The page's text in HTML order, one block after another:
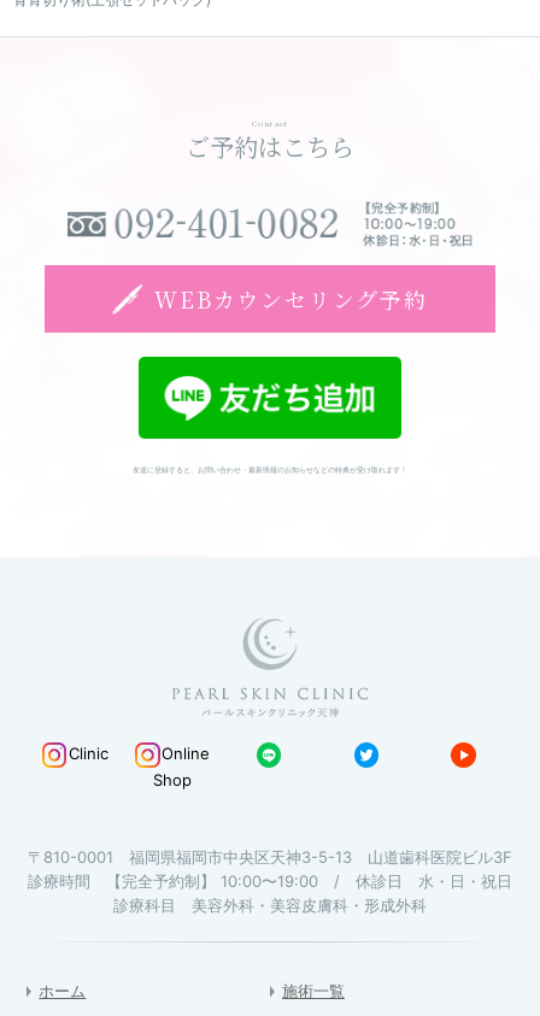
Contact
ご予約はこちら
WEBカウンセリング予約
友達に登録すると、お問い合わせ・最新情報のお知らせなどの特典が受け取れます！
Clinic
Online
Shop
〒810-0001 福岡県福岡市中央区天神3-5-13 山道歯科医院ビル3F
診療時間 【完全予約制】 10:00〜19:00 / 休診日 水・日・祝日
診療科目 美容外科・美容皮膚科・形成外科
ホーム 施術一覧